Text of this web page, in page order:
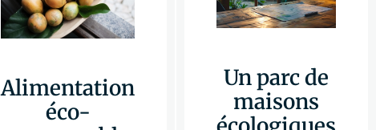
Alimentation
éco-
Un parc de
maisons